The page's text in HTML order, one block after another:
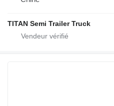
TITAN Semi Trailer Truck